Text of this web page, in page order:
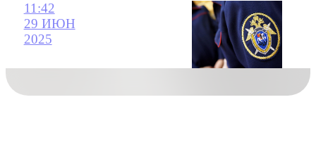
11:42
29 ИЮН
2025